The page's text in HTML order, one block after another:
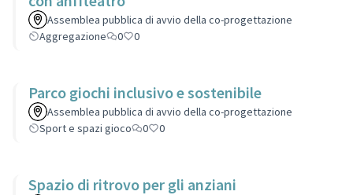
Assemblea pubblica di avvio della co-progettazione
Aggregazione
0 0
Parco giochi inclusivo e sostenibile
Assemblea pubblica di avvio della co-progettazione
Sport e spazi gioco
0 0
Spazio di ritrovo per gli anziani